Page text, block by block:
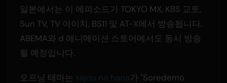
일본에서는 이 에피소드가 TOKYO MX, KBS 교토,
Sun TV, TV 아이치, BS11 및 AT-X에서 방송됩니다.
ABEMA와 d 애니메이션 스토어에서도 동시 방송
될 예정입니다.
오프닝 테마는 sajou no hana가 "Soredemo